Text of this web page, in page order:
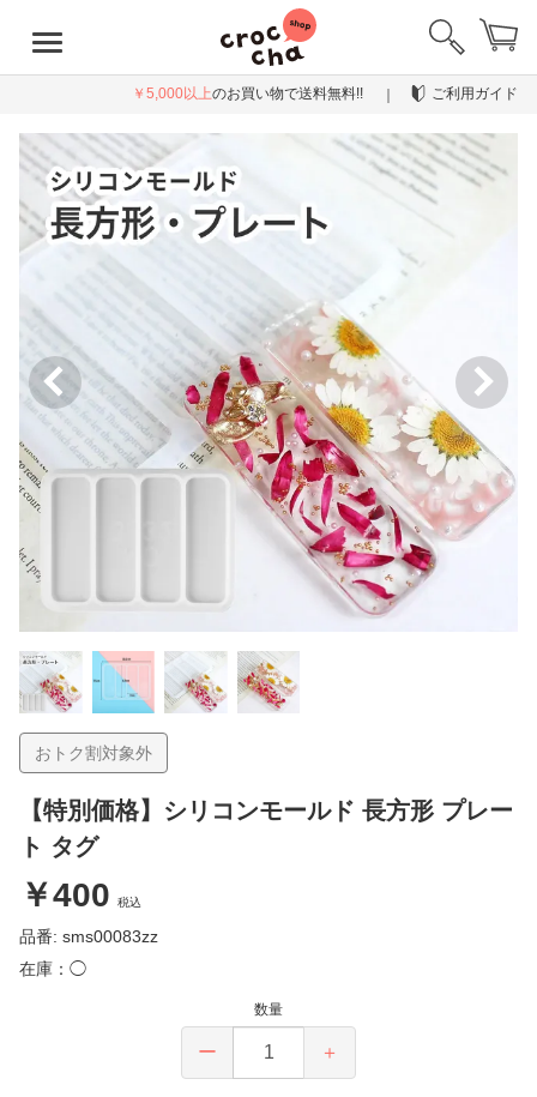
￥5,000以上のお買い物で送料無料!! ご利用ガイド
おトク割対象外
【特別価格】シリコンモールド 長方形 プレー
ト タグ
￥400 税込
品番: sms00083zz
在庫：◯
数量
ー ＋